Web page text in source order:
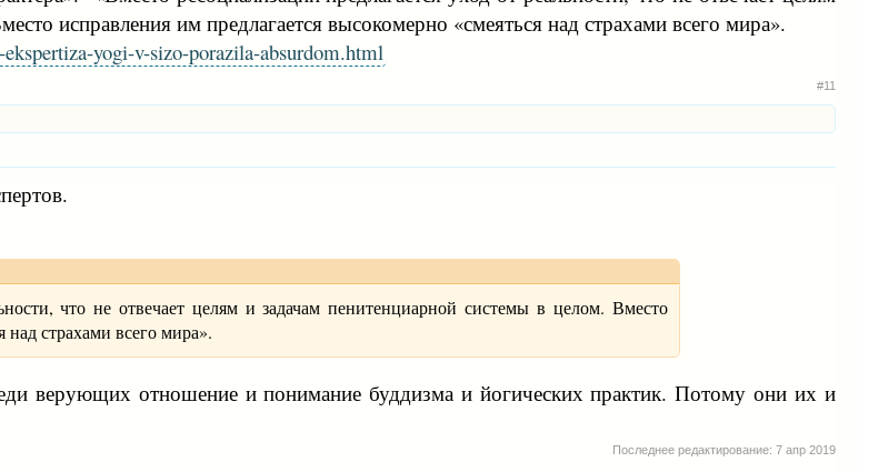
исправления им предлагается высокомерно «смеяться над страхами всего мира».
yogi-v-sizo-porazila-absurdom.html
#11
что не отвечает целям и задачам пенитенциарной системы в целом. Вместо
над страхами всего мира».
верующих отношение и понимание буддизма и йогических практик. Потому они их и
Последнее редактирование: 7 апр 2019